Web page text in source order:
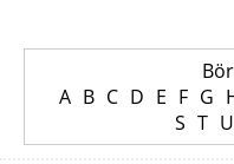
A B C D E F G
S T U